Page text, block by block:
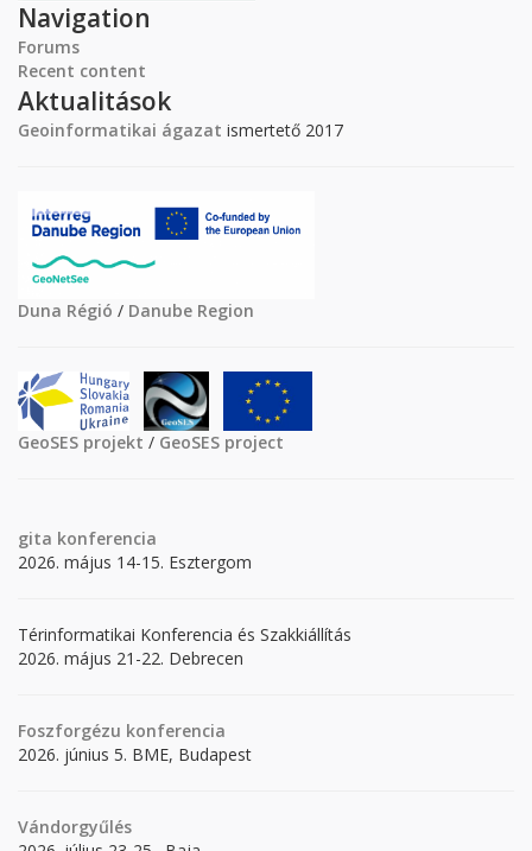
Navigation
Forums
Recent content
Aktualitások
Geoinformatikai ágazat ismertető 2017
Duna Régió / Danube Region
GeoSES projekt / GeoSES project
gita konferencia
2026. május 14-15. Esztergom
Térinformatikai Konferencia és Szakkiállítás
2026. május 21-22. Debrecen
Foszforgézu konferencia
2026. június 5. BME, Budapest
Vándorgyűlés